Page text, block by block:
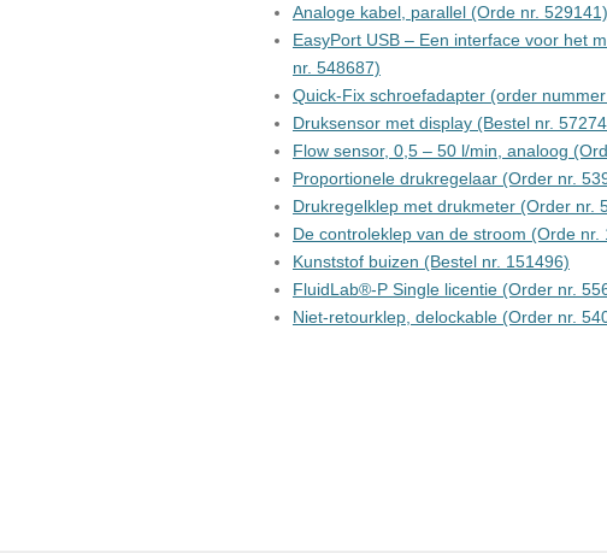
Analoge kabel, parallel (Orde nr. 529141)
EasyPort USB – Een interface voor het
nr. 548687)
Quick-Fix schroefadapter (order
Druksensor met display (Bestel nr.
Flow sensor, 0,5 – 50 l/min, analoog
Proportionele drukregelaar (Order nr.
Drukregelklep met drukmeter (Order nr.
De controleklep van de stroom (Orde nr.
Kunststof buizen (Bestel nr. 151496)
FluidLab®-P Single licentie (Order nr.
Niet-retourklep, delockable (Order nr.